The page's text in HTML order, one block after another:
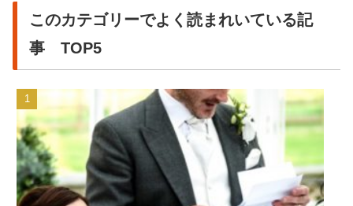
このカテゴリーでよく読まれいている記
事 TOP5